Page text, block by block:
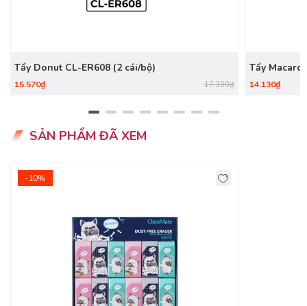
Tẩy Donut CL-ER608 (2 cái/bộ)
15.570₫ 17.300₫
Tẩy
14.130₫
SẢN PHẨM ĐÃ XEM
-10%